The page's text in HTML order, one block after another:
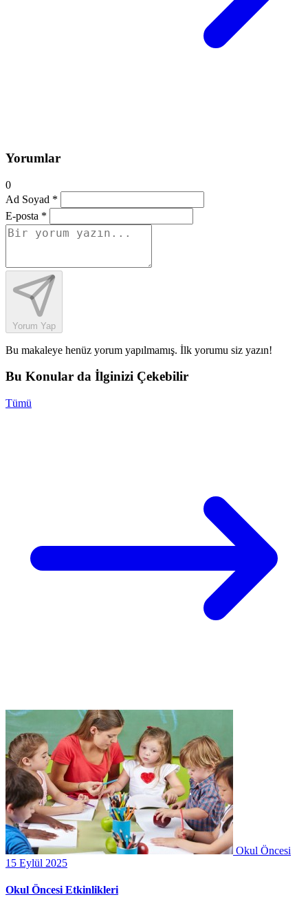
Yorumlar
0
Ad Soyad *
E-posta *
Yorum Yap
Bu makaleye henüz yorum yapılmamış. İlk yorumu siz yazın!
Bu Konular da İlginizi Çekebilir
Tümü
Okul Öncesi
15 Eylül 2025
Okul Öncesi Etkinlikleri